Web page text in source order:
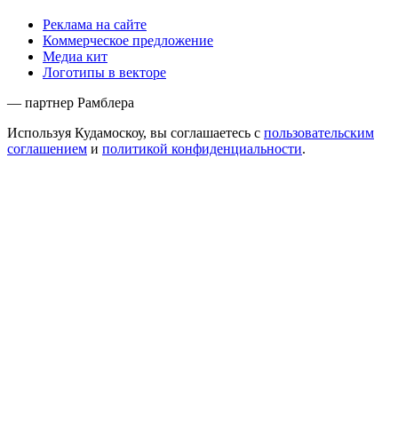
Реклама на сайте
Коммерческое предложение
Медиа кит
Логотипы в векторе
— партнер Рамблера
Используя Кудамоскоу, вы соглашаетесь с пользовательским
соглашением и политикой конфиденциальности.